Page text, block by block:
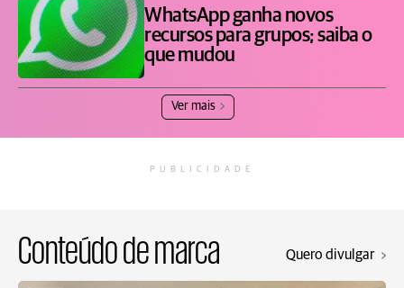
WhatsApp ganha novos
recursos para grupos; saiba o
que mudou
Ver mais
PUBLICIDADE
Conteúdo de marca Quero divulgar